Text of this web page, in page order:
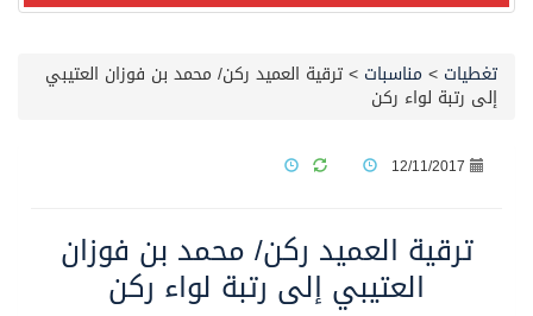
تغطيات > مناسبات >ترقية العميد ركن/ محمد بن فوزان العتيبي
إلى رتبة لواء ركن
12/11/2017
ترقية العميد ركن/ محمد بن فوزان
العتيبي إلى رتبة لواء ركن